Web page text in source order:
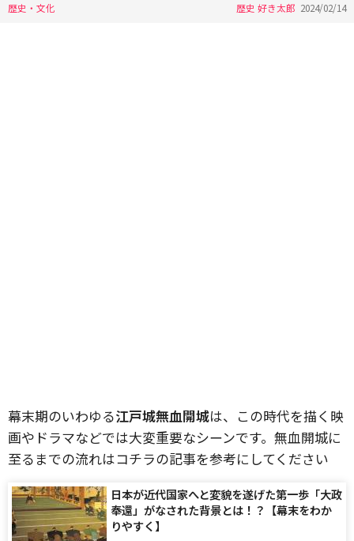
歴史・文化 歴史 好き太郎 2024/02/14
幕末期のいわゆる江戸城無血開城は、この時代を描く映
画やドラマなどでは大変重要なシーンです。無血開城に
至るまでの流れはコチラの記事を参考にしてください
日本が近代国家へと変貌を遂げた第一歩「大政
奉還」がなされた背景とは！？【幕末をわか
りやすく】